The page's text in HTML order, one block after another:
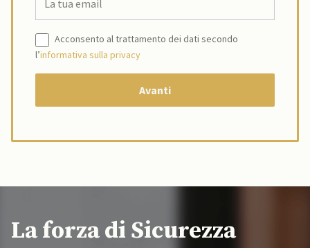
Acconsento al trattamento dei dati secondo
l’informativa sulla privacy
La forza di Sicurezza